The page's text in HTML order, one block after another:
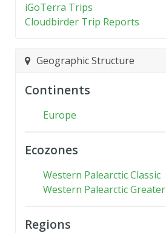
iGoTerra Trips
Cloudbirder Trip Reports
Geographic Structure
Continents
Europe
Ecozones
Western Palearctic Classic
Western Palearctic Greater
Regions